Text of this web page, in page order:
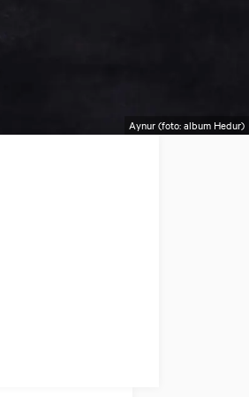
Aynur (foto: album Hedur)